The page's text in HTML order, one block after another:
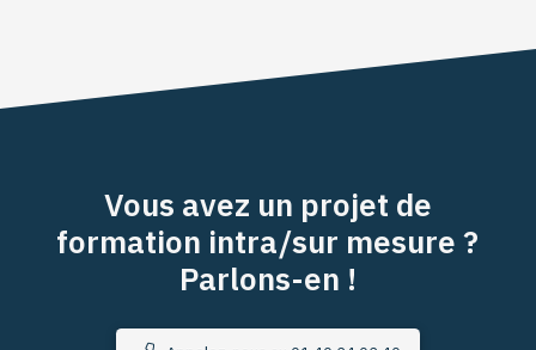
Vous avez un projet de
formation intra/sur mesure ?
Parlons-en !